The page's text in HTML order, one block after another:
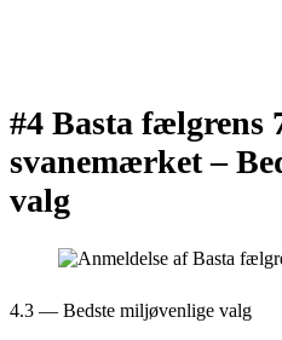
#4 Basta fælgrens
svanemærket –
valg
4.3 — Bedste miljøvenlige valg